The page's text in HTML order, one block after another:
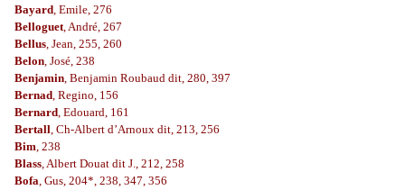
Bayard, Emile, 276
Belloguet, André, 267
Bellus, Jean, 255, 260
Belon, José, 238
Benjamin, Benjamin Roubaud dit, 280, 397
Bernad, Regino, 156
Bernard, Edouard, 161
Bertall, Ch-Albert d’Arnoux dit, 213, 256
Bim, 238
Blass, Albert Douat dit J., 212, 258
Bofa, Gus, 204*, 238, 347, 356